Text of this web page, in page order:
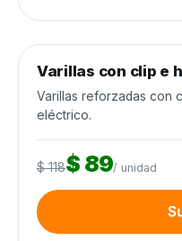
Alambrados y cercos
Varillas con clip e
Varillas reforzadas con
eléctrico.
$ 118$ 89/ unidad